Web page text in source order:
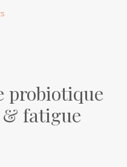
probiotique
fatigue